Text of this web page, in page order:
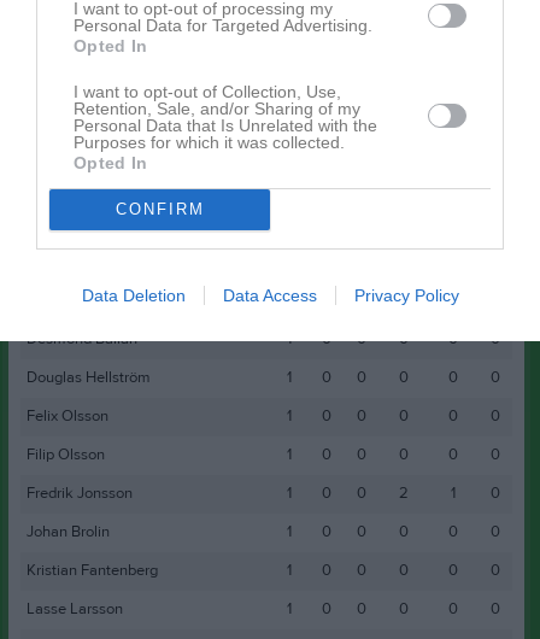
I want to opt-out of processing my
Personal Data for Targeted Advertising.
Opted In
I want to opt-out of Collection, Use,
Retention, Sale, and/or Sharing of my
Personal Data that Is Unrelated with the
Purposes for which it was collected.
Opted In
CONFIRM
Data Deletion Data Access Privacy Policy
1p Nils Sved
Spelarstatistik
M G
Aram Khalil
1 0 0 0 0
Awet Abisolom
1 0 0 0
Desmond Ballah
1 0 0 0 0
0
Douglas Hellström
1 0 0 0 0
0
Felix Olsson
1 0 0 0 0
0
Filip Olsson
1 0 0 0 0
0
Fredrik Jonsson
1 0 0 2 1
0
Johan Brolin
1 0 0 0 0
0
Kristian Fantenberg
1 0 0 0 0
0
Lasse Larsson
1 0 0 0 0
0